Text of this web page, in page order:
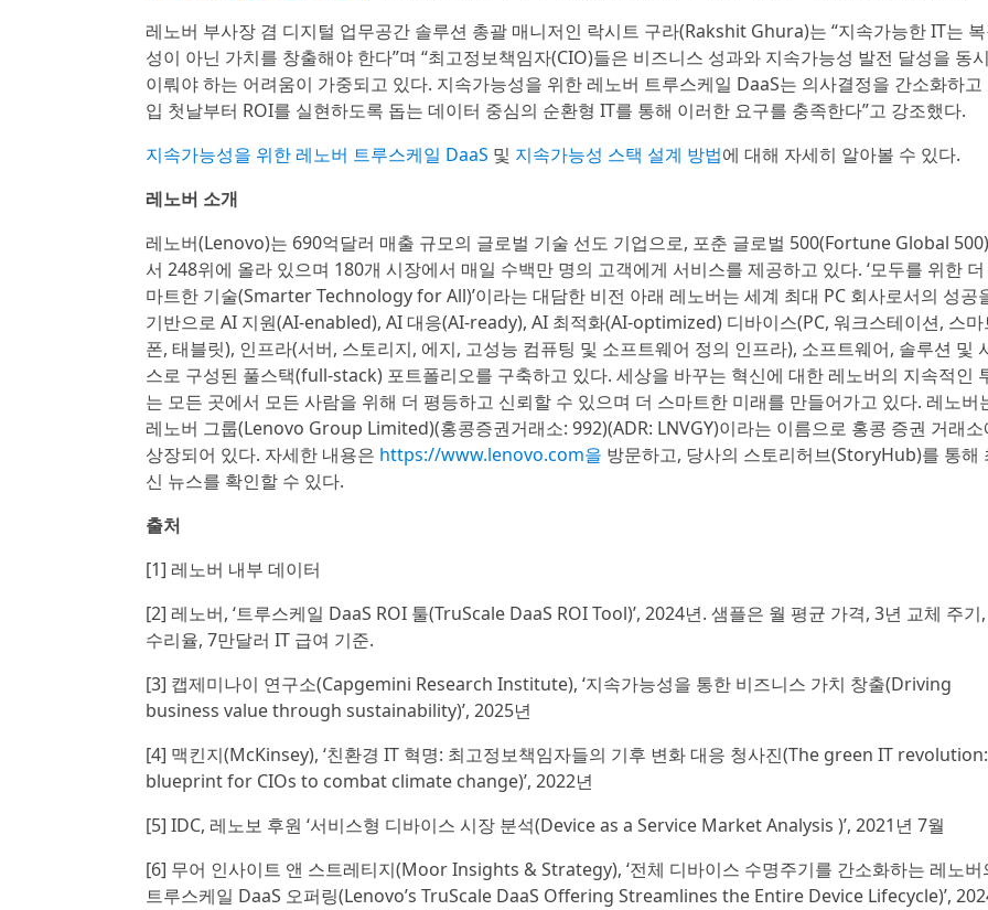
레노버 부사장 겸 디지털 업무공간 솔루션 총괄 매니저인 락시트 구라(Rakshit Ghura)는 “지속가능한 IT는
성이 아닌 가치를 창출해야 한다”며 “최고정보책임자(CIO)들은 비즈니스 성과와 지속가능성 발전 달성을 동
이뤄야 하는 어려움이 가중되고 있다. 지속가능성을 위한 레노버 트루스케일 DaaS는 의사결정을 간소화하고
입 첫날부터 ROI를 실현하도록 돕는 데이터 중심의 순환형 IT를 통해 이러한 요구를 충족한다”고 강조했다.
지속가능성을 위한 레노버 트루스케일 DaaS 및 지속가능성 스택 설계 방법에 대해 자세히 알아볼 수 있다.
레노버 소개
레노버(Lenovo)는 690억달러 매출 규모의 글로벌 기술 선도 기업으로, 포춘 글로벌 500(Fortune Global
서 248위에 올라 있으며 180개 시장에서 매일 수백만 명의 고객에게 서비스를 제공하고 있다. ‘모두를 위한 더
마트한 기술(Smarter Technology for All)’이라는 대담한 비전 아래 레노버는 세계 최대 PC 회사로서의 성공
기반으로 AI 지원(AI-enabled), AI 대응(AI-ready), AI 최적화(AI-optimized) 디바이스(PC, 워크스테이션, 스마
폰, 태블릿), 인프라(서버, 스토리지, 에지, 고성능 컴퓨팅 및 소프트웨어 정의 인프라), 소프트웨어, 솔루션 및
스로 구성된 풀스택(full-stack) 포트폴리오를 구축하고 있다. 세상을 바꾸는 혁신에 대한 레노버의 지속적인
는 모든 곳에서 모든 사람을 위해 더 평등하고 신뢰할 수 있으며 더 스마트한 미래를 만들어가고 있다. 레노버
레노버 그룹(Lenovo Group Limited)(홍콩증권거래소: 992)(ADR: LNVGY)이라는 이름으로 홍콩 증권 거래소
상장되어 있다. 자세한 내용은 https://www.lenovo.com을 방문하고, 당사의 스토리허브(StoryHub)를 통해
신 뉴스를 확인할 수 있다.
출처
[1] 레노버 내부 데이터
[2] 레노버, ‘트루스케일 DaaS ROI 툴(TruScale DaaS ROI Tool)’, 2024년. 샘플은 월 평균 가격, 3년 교체 주기
수리율, 7만달러 IT 급여 기준.
[3] 캡제미나이 연구소(Capgemini Research Institute), ‘지속가능성을 통한 비즈니스 가치 창출(Driving
business value through sustainability)’, 2025년
[4] 맥킨지(McKinsey), ‘친환경 IT 혁명: 최고정보책임자들의 기후 변화 대응 청사진(The green IT
blueprint for CIOs to combat climate change)’, 2022년
[5] IDC, 레노보 후원 ‘서비스형 디바이스 시장 분석(Device as a Service Market Analysis )’, 2021년 7월
[6] 무어 인사이트 앤 스트레티지(Moor Insights & Strategy), ‘전체 디바이스 수명주기를 간소화하는 레노버
트루스케일 DaaS 오퍼링(Lenovo’s TruScale DaaS Offering Streamlines the Entire Device Lifecycle)’,